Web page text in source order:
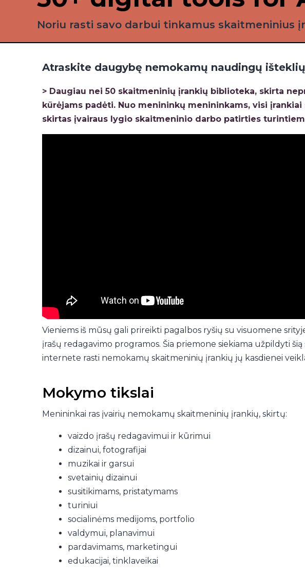
Noriu rasti savo darbui tinkamus skaitmeninius
Atraskite daugybę nemokamų naudingų
> Daugiau nei 50 skaitmeninių įrankių biblioteka, skirta
kūrėjams padėti. Nuo menininkų menininkams, visi įrankiai
skirtas įvairaus lygio skaitmeninio darbo patirties
Vieniems iš mūsų gali prireikti pagalbos ryšių su visuomene
įrašų redagavimo programos. Šia priemone siekiama užpildyti
internete rasti nemokamų skaitmeninių įrankių jų kasdienei
Mokymo tikslai
Menininkai ras įvairių nemokamų skaitmeninių įrankių, skirtų:
vaizdo įrašų redagavimui ir kūrimui
dizainui, fotografijai
muzikai ir garsui
svetainių dizainui
susitikimams, pristatymams
turiniui
socialinėms medijoms, portfolio
valdymui, planavimui
pardavimams, marketingui
edukacijai, tinklaveikai